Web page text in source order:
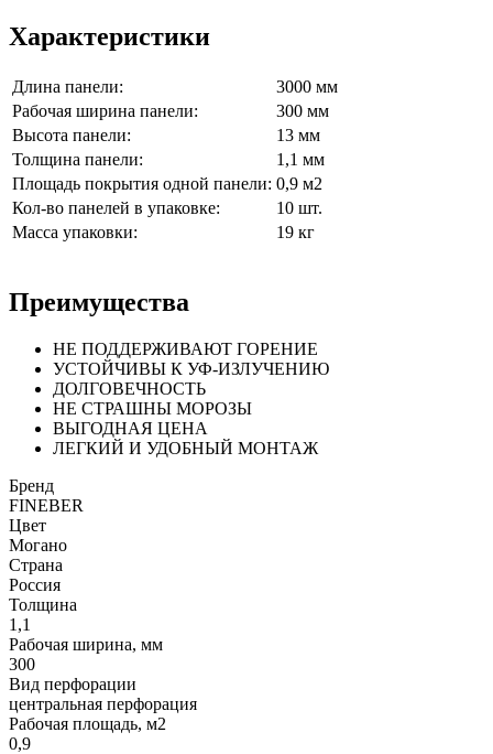
Характеристики
Длина панели:
3000 мм
Рабочая ширина панели:
300 мм
Высота панели:
13 мм
Толщина панели:
1,1 мм
Площадь покрытия одной панели: 0,9 м2
Кол-во панелей в упаковке:
10 шт.
Масса упаковки:
19 кг
Преимущества
НЕ ПОДДЕРЖИВАЮТ ГОРЕНИЕ
УСТОЙЧИВЫ К УФ-ИЗЛУЧЕНИЮ
ДОЛГОВЕЧНОСТЬ
НЕ СТРАШНЫ МОРОЗЫ
ВЫГОДНАЯ ЦЕНА
ЛЕГКИЙ И УДОБНЫЙ МОНТАЖ
Бренд
FINEBER
Цвет
Могано
Страна
Россия
Толщина
1,1
Рабочая ширина, мм
300
Вид перфорации
центральная перфорация
Рабочая площадь, м2
0,9